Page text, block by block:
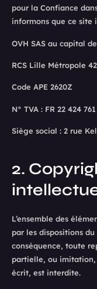
pour la Confiance
informons que ce site
OVH SAS au capital
RCS Lille Métropole
Code APE 2620Z
N° TVA : FR 22 424
Siège social : 2 rue
2.
L’ensemble des
par les dispositions
conséquence, toute
partielle, ou imitation,
écrit, est interdite.